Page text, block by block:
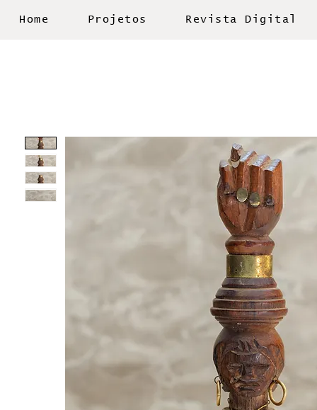
Home Projetos Revista Digital